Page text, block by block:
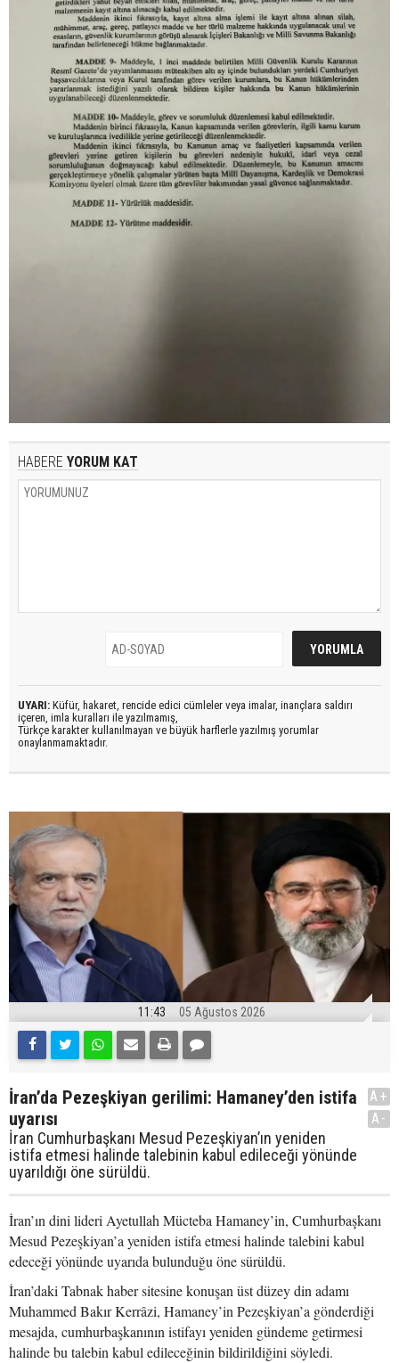
HABERE YORUM KAT
UYARI: Küfür, hakaret, rencide edici cümleler veya imalar, inançlara saldırı
içeren, imla kuralları ile yazılmamış,
Türkçe karakter kullanılmayan ve büyük harflerle yazılmış yorumlar
onaylanmamaktadır.
11:43 05 Ağustos 2026
İran’da Pezeşkiyan gerilimi: Hamaney’den istifa
uyarısı
İran Cumhurbaşkanı Mesud Pezeşkiyan’ın yeniden
istifa etmesi halinde talebinin kabul edileceği yönünde
uyarıldığı öne sürüldü.
A+
A-
İran’ın dini lideri Ayetullah Mücteba Hamaney’in, Cumhurbaşkanı
Mesud Pezeşkiyan’a yeniden istifa etmesi halinde talebini kabul
edeceği yönünde uyarıda bulunduğu öne sürüldü.
İran’daki Tabnak haber sitesine konuşan üst düzey din adamı
Muhammed Bakır Kerrâzi, Hamaney’in Pezeşkiyan’a gönderdiği
mesajda, cumhurbaşkanının istifayı yeniden gündeme getirmesi
halinde bu talebin kabul edileceğinin bildirildiğini söyledi.